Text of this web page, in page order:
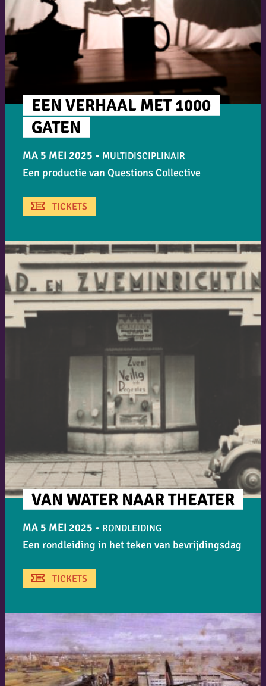
MA 5 MEI 2025 • MULTIDISCIPLINAIR
EEN VERHAAL MET 1000
GATEN
Een productie van Questions Collective
TICKETS
MA 5 MEI 2025 • RONDLEIDING
VAN WATER NAAR THEATER
Een rondleiding in het teken van bevrijdingsdag
TICKETS